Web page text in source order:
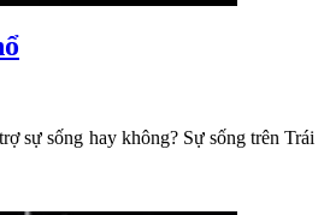
sự sống hay không? Sự sống trên Trái